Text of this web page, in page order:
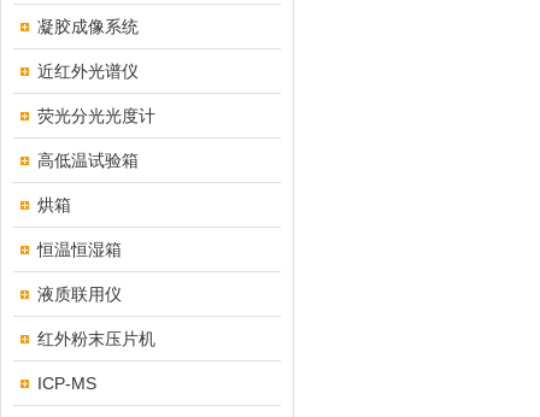
凝胶成像系统
近红外光谱仪
荧光分光光度计
高低温试验箱
烘箱
恒温恒湿箱
液质联用仪
红外粉末压片机
ICP-MS